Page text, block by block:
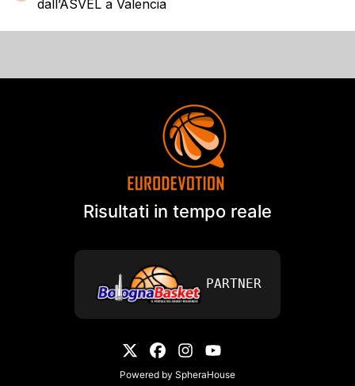
dall’ASVEL a Valencia
Risultati in tempo reale
PARTNER
Powered by SpheraHouse